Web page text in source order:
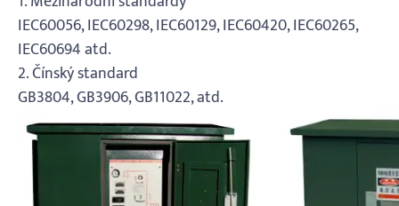
IEC60056, IEC60298, IEC60129, IEC60420, IEC60265,
IEC60694 atd.
2. Čínský standard
GB3804, GB3906, GB11022, atd.